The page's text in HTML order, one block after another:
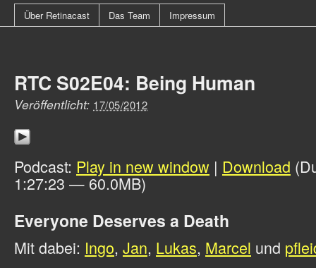
Über Retinacast Das Team Impressum
RTC S02E04: Being Human
Veröffentlicht: 17/05/2012
Podcast: Play in new window | Download
1:27:23 — 60.0MB)
Everyone Deserves a Death
Mit dabei: Ingo, Jan, Lukas, Marcel und